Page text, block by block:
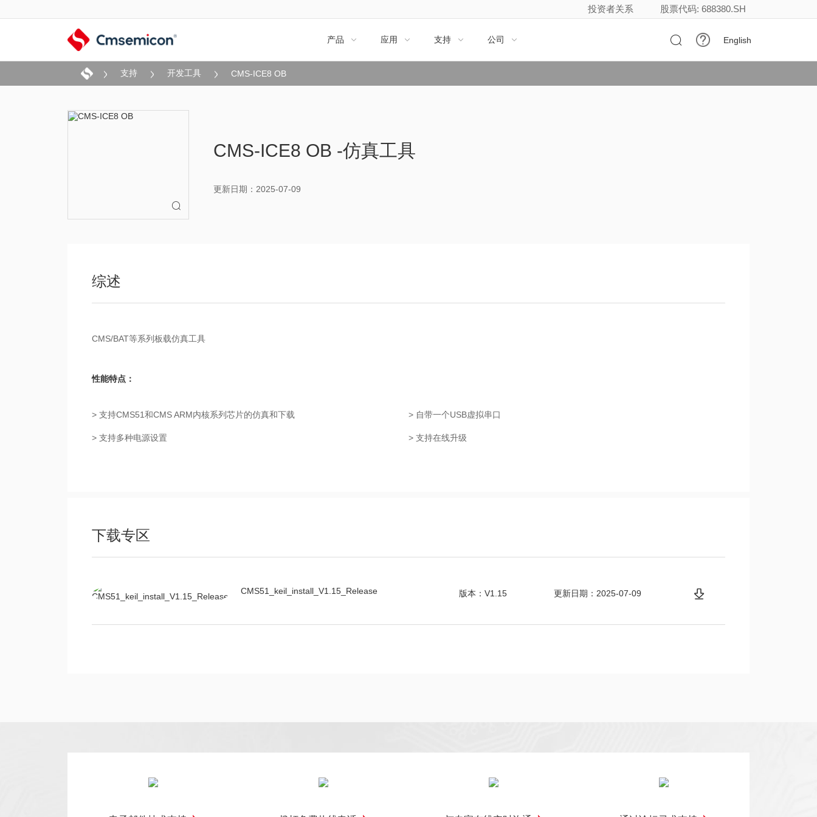
投资者关系 股票代码: 688380.SH
产品  应用  支持  公司   English
支持 开发工具 CMS-ICE8 OB

CMS-ICE8 OB -仿真工具
更新日期：2025-07-09
综述
CMS/BAT等系列板载仿真工具
性能特点：
> 支持CMS51和CMS ARM内核系列芯片的仿真和下载 > 自带一个USB虚拟串口
> 支持多种电源设置 > 支持在线升级
下载专区
CMS51_keil_install_V1.15_Release 版本：V1.15 更新日期：2025-07-09